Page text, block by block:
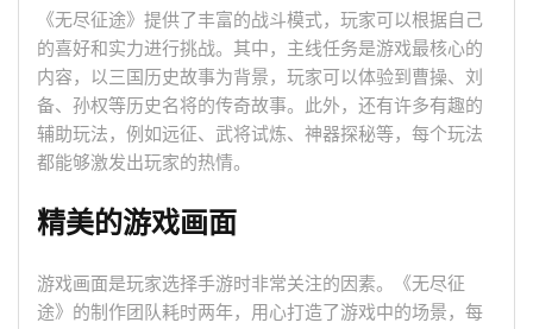
《无尽征途》提供了丰富的战斗模式，玩家可以根据自己
的喜好和实力进行挑战。其中，主线任务是游戏最核心的
内容，以三国历史故事为背景，玩家可以体验到曹操、刘
备、孙权等历史名将的传奇故事。此外，还有许多有趣的
辅助玩法，例如远征、武将试炼、神器探秘等，每个玩法
都能够激发出玩家的热情。
精美的游戏画面
游戏画面是玩家选择手游时非常关注的因素。《无尽征
途》的制作团队耗时两年，用心打造了游戏中的场景，每